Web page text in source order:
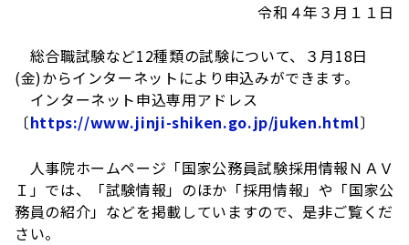
令和４年３月１１日
総合職試験など12種類の試験について、３月18日
(金)からインターネットにより申込みができます。
インターネット申込専用アドレス
〔https://www.jinji-shiken.go.jp/juken.html〕
人事院ホームページ「国家公務員試験採用情報ＮＡＶ
Ｉ」では、「試験情報」のほか「採用情報」や「国家公
務員の紹介」などを掲載していますので、是非ご覧くだ
さい。